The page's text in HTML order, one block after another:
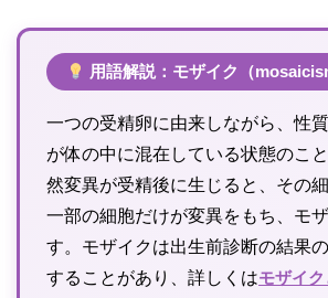
用語解説：モザイク（
一つの受精卵に由来しながら、性
が体の中に混在している状態のこ
然変異が受精後に生じると、その
一部の細胞だけが変異をもち、モ
す。モザイクは出生前診断の結果
することがあり、詳しくはモザイ